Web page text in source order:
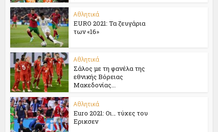
Αθλητικά
EURO 2021: Τα ζευγάρια
των «16»
Αθλητικά
Σάλος με τη φανέλα της
εθνικής Βόρειας
Μακεδονίας...
Αθλητικά
Euro 2021: Oι… τύχες του
Ερικσεν